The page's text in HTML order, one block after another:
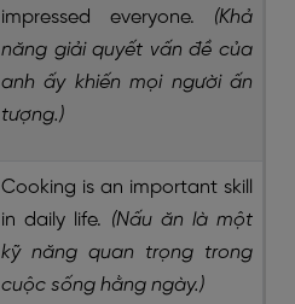
impressed everyone. (Khả
năng giải quyết vấn đề của
anh ấy khiến mọi người ấn
tượng.)
Cooking is an important skill
in daily life. (Nấu ăn là một
kỹ năng quan trọng trong
cuộc sống hằng ngày.)